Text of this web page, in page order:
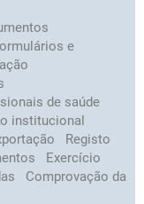
e
de saúde
institucional
Registo
Exercício
Comprovação da